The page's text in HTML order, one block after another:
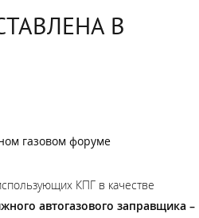
В
газовом форуме
КПГ в качестве
автогазового заправщика –